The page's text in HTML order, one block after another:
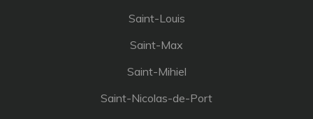
Saint-Louis
Saint-Max
Saint-Mihiel
Saint-Nicolas-de-Port